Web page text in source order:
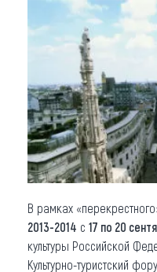
Что привезти
О регионе
Коллекция
Другие рубрики
В рамках
2013-2014 с 17 по 20
культуры Российской
Культурно-туристский